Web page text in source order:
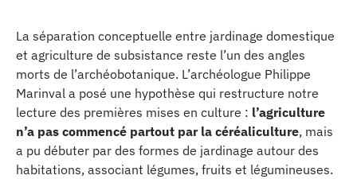
La séparation conceptuelle entre jardinage domestique
et agriculture de subsistance reste l’un des angles
morts de l’archéobotanique. L’archéologue Philippe
Marinval a posé une hypothèse qui restructure notre
lecture des premières mises en culture : l’agriculture
n’a pas commencé partout par la céréaliculture, mais
a pu débuter par des formes de jardinage autour des
habitations, associant légumes, fruits et légumineuses.